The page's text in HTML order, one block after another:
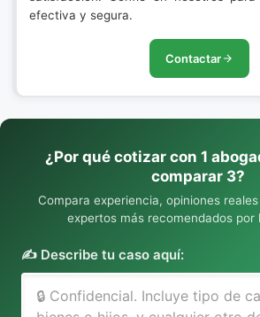
efectiva y segura.
Contactar
¿Por qué cotizar con 1
comparar 3?
Compara experiencia, opiniones
expertos más recomendados por
✍️ Describe tu caso aquí: